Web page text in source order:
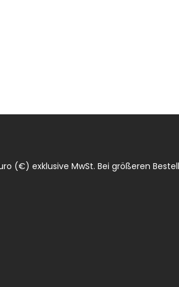
(€) exklusive MwSt. Bei größeren